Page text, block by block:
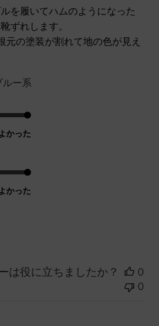
を履いてハムのようになった
ずれします。
の塗装が割れて地の色が見え
ルー系
かった
かった
は役に立ちましたか？
0
0